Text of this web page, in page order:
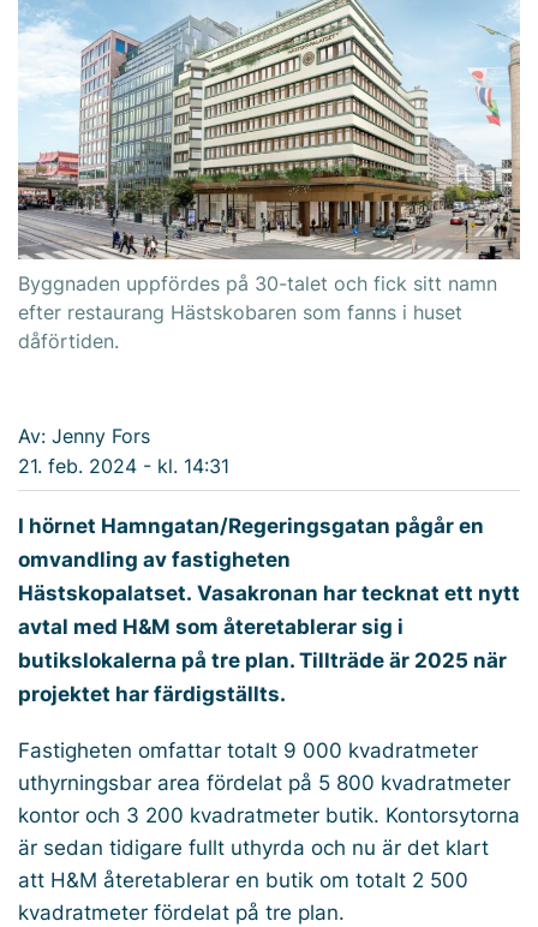
Byggnaden uppfördes på 30-talet och fick sitt namn
efter restaurang Hästskobaren som fanns i huset
dåförtiden.
Av: Jenny Fors
21. feb. 2024 - kl. 14:31
I hörnet Hamngatan/Regeringsgatan pågår en
omvandling av fastigheten
Hästskopalatset. Vasakronan har tecknat ett nytt
avtal med H&M som återetablerar sig i
butikslokalerna på tre plan. Tillträde är 2025 när
projektet har färdigställts.
Fastigheten omfattar totalt 9 000 kvadratmeter
uthyrningsbar area fördelat på 5 800 kvadratmeter
kontor och 3 200 kvadratmeter butik. Kontorsytorna
är sedan tidigare fullt uthyrda och nu är det klart
att H&M återetablerar en butik om totalt 2 500
kvadratmeter fördelat på tre plan.